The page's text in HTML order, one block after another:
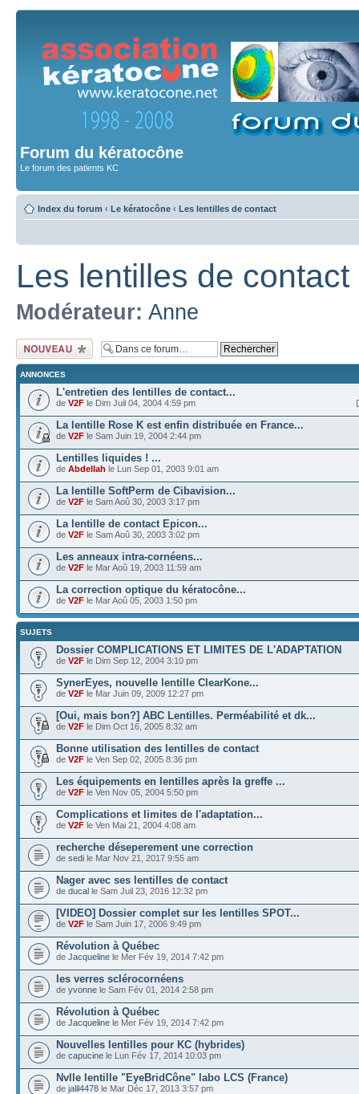
Forum du kératocône
Le forum des patients KC
Index du forum ‹ Le kératocône ‹ Les lentilles de contact
Les lentilles de contact
Modérateur: Anne
Ecrire un nouveau
sujet
ANNONCES
L'entretien des lentilles de contact...
de V2F le Dim Juil 04, 2004 4:59 pm
La lentille Rose K est enfin distribuée en France...
de V2F le Sam Juin 19, 2004 2:44 pm
Lentilles liquides ! ...
de Abdellah le Lun Sep 01, 2003 9:01 am
La lentille SoftPerm de Cibavision...
de V2F le Sam Aoû 30, 2003 3:17 pm
La lentille de contact Epicon...
de V2F le Sam Aoû 30, 2003 3:02 pm
Les anneaux intra-cornéens...
de V2F le Mar Aoû 19, 2003 11:59 am
La correction optique du kératocône...
de V2F le Mar Aoû 05, 2003 1:50 pm
SUJETS
Dossier COMPLICATIONS ET LIMITES DE L'ADAPTATION
de V2F le Dim Sep 12, 2004 3:10 pm
SynerEyes, nouvelle lentille ClearKone...
de V2F le Mar Juin 09, 2009 12:27 pm
[Oui, mais bon?] ABC Lentilles. Perméabilité et dk...
de V2F le Dim Oct 16, 2005 8:32 am
Bonne utilisation des lentilles de contact
de V2F le Ven Sep 02, 2005 8:36 pm
Les équipements en lentilles après la greffe ...
de V2F le Ven Nov 05, 2004 5:50 pm
Complications et limites de l'adaptation...
de V2F le Ven Mai 21, 2004 4:08 am
recherche déseperement une correction
de sedi le Mar Nov 21, 2017 9:55 am
Nager avec ses lentilles de contact
de ducal le Sam Juil 23, 2016 12:32 pm
[VIDEO] Dossier complet sur les lentilles SPOT...
de V2F le Sam Juin 17, 2006 9:49 pm
Révolution à Québec
de Jacqueline le Mer Fév 19, 2014 7:42 pm
les verres sclérocornéens
de yvonne le Sam Fév 01, 2014 2:58 pm
Révolution à Québec
de Jacqueline le Mer Fév 19, 2014 7:42 pm
Nouvelles lentilles pour KC (hybrides)
de capucine le Lun Fév 17, 2014 10:03 pm
Nvlle lentille "EyeBridCône" labo LCS (France)
de jalil4478 le Mar Déc 17, 2013 3:57 pm